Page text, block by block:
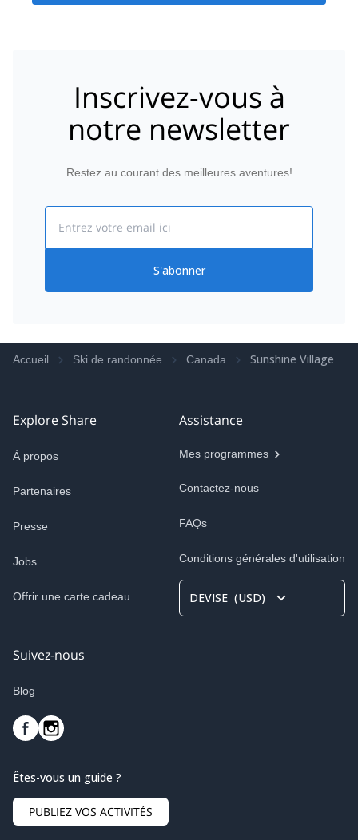
Inscrivez-vous à
notre newsletter
Restez au courant des meilleures aventures!
S'abonner
Accueil Ski de randonnée Canada Sunshine Village
Explore Share
À propos
Partenaires
Presse
Jobs
Offrir une carte cadeau
Assistance
Mes programmes
Contactez-nous
FAQs
Conditions générales d'utilisation
DEVISE (USD)
Suivez-nous
Blog
Êtes-vous un guide ?
PUBLIEZ VOS ACTIVITÉS